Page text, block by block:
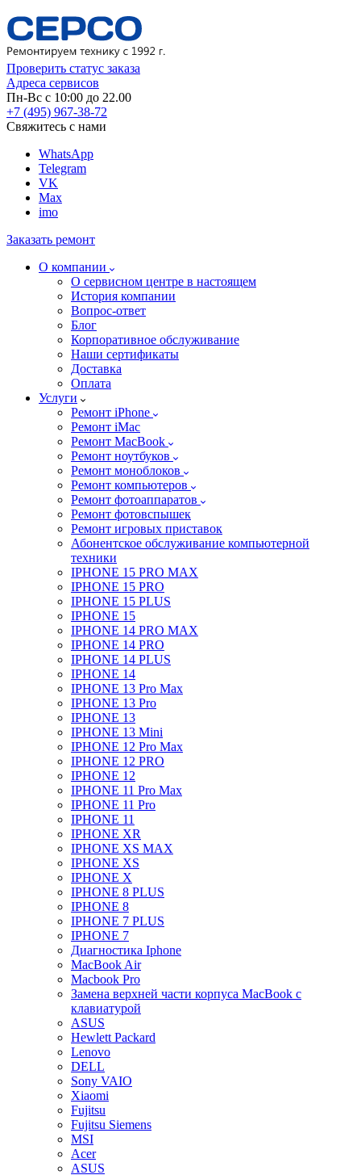
Проверить статус заказа
Адреса сервисов
Пн-Вс с 10:00 до 22.00
+7 (495) 967-38-72
Свяжитесь с нами
WhatsApp
Telegram
VK
Max
imo
Заказать ремонт
О компании
О сервисном центре в настоящем
История компании
Вопрос-ответ
Блог
Корпоративное обслуживание
Наши сертификаты
Доставка
Оплата
Услуги
Ремонт iPhone
Ремонт iMac
Ремонт MacBook
Ремонт ноутбуков
Ремонт моноблоков
Ремонт компьютеров
Ремонт фотоаппаратов
Ремонт фотовспышек
Ремонт игровых приставок
Абонентское обслуживание компьютерной
техники
IPHONE 15 PRO MAX
IPHONE 15 PRO
IPHONE 15 PLUS
IPHONE 15
IPHONE 14 PRO MAX
IPHONE 14 PRO
IPHONE 14 PLUS
IPHONE 14
IPHONE 13 Pro Max
IPHONE 13 Pro
IPHONE 13
IPHONE 13 Mini
IPHONE 12 Pro Max
IPHONE 12 PRO
IPHONE 12
IPHONE 11 Pro Max
IPHONE 11 Pro
IPHONE 11
IPHONE XR
IPHONE XS MAX
IPHONE XS
IPHONE X
IPHONE 8 PLUS
IPHONE 8
IPHONE 7 PLUS
IPHONE 7
Диагностика Iphone
MacBook Air
Macbook Pro
Замена верхней части корпуса MacBook с
клавиатурой
ASUS
Hewlett Packard
Lenovo
DELL
Sony VAIO
Xiaomi
Fujitsu
Fujitsu Siemens
MSI
Acer
ASUS